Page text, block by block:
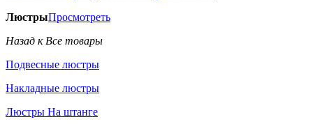
ЛюстрыПросмотреть
Назад к Все товары
Подвесные люстры
Накладные люстры
Люстры На штанге